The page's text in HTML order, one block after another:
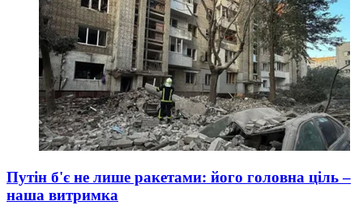
Путін б'є не лише ракетами: його головна ціль –
наша витримка